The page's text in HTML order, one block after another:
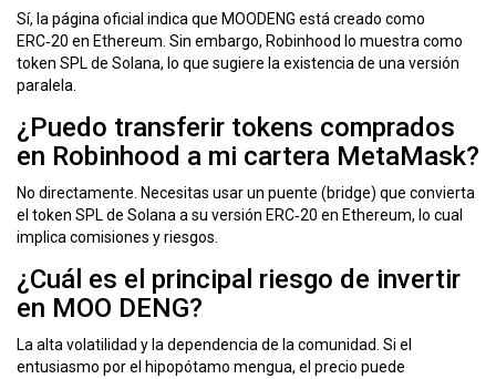
Sí, la página oficial indica que MOODENG está creado como
ERC‑20 en Ethereum. Sin embargo, Robinhood lo muestra como
token SPL de Solana, lo que sugiere la existencia de una versión
paralela.
¿Puedo transferir tokens comprados
en Robinhood a mi cartera MetaMask?
No directamente. Necesitas usar un puente (bridge) que convierta
el token SPL de Solana a su versión ERC‑20 en Ethereum, lo cual
implica comisiones y riesgos.
¿Cuál es el principal riesgo de invertir
en MOO DENG?
La alta volatilidad y la dependencia de la comunidad. Si el
entusiasmo por el hipopótamo mengua, el precio puede